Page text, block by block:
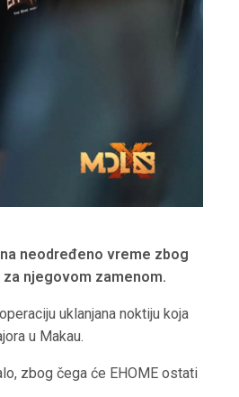
neodređeno vreme zbog
njegovom zamenom.
uklanjana noktiju koja
u Makau.
zbog čega će EHOME ostati